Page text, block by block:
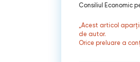
Consiliul Economic
„Acest articol
de autor.
Orice preluare a